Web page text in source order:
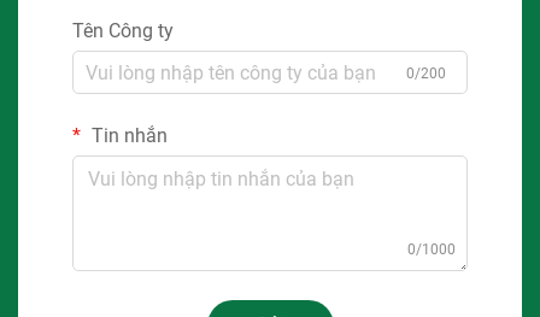
Tên Công ty
0/200
Tin nhắn
0/1000